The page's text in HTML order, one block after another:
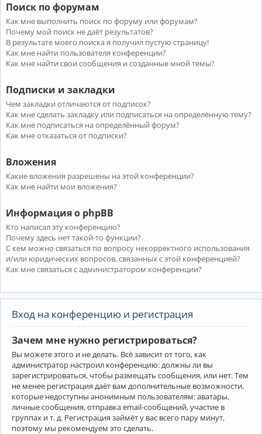
Поиск по форумам
Как мне выполнить поиск по форуму или форумам?
Почему мой поиск не даёт результатов?
В результате моего поиска я получил пустую страницу!
Как мне найти пользователя конференции?
Как мне найти свои сообщения и созданные мной темы?
Подписки и закладки
Чем закладки отличаются от подписок?
Как мне сделать закладку или подписаться на определённую тему?
Как мне подписаться на определённый форум?
Как мне отказаться от подписки?
Вложения
Какие вложения разрешены на этой конференции?
Как мне найти мои вложения?
Информация о phpBB
Кто написал эту конференцию?
Почему здесь нет такой-то функции?
С кем можно связаться по вопросу некорректного использования
и/или юридических вопросов, связанных с этой конференцией?
Как мне связаться с администратором конференции?
Вход на конференцию и регистрация
Зачем мне нужно регистрироваться?
Вы можете этого и не делать. Всё зависит от того, как
администратор настроил конференцию: должны ли вы
зарегистрироваться, чтобы размещать сообщения, или нет. Тем
не менее регистрация даёт вам дополнительные возможности,
которые недоступны анонимным пользователям: аватары,
личные сообщения, отправка email-сообщений, участие в
группах и т. д. Регистрация займёт у вас всего пару минут,
поэтому мы рекомендуем это сделать.